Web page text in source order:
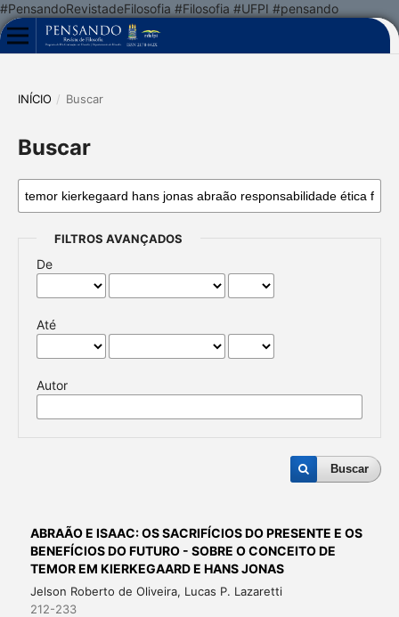
#PensandoRevistadeFilosofia #Filosofia #UFPI #pensando
INÍCIO / Buscar
Buscar
FILTROS AVANÇADOS
De
Até
Autor
Buscar
ABRAÃO E ISAAC: OS SACRIFÍCIOS DO PRESENTE E OS
BENEFÍCIOS DO FUTURO - SOBRE O CONCEITO DE
TEMOR EM KIERKEGAARD E HANS JONAS
Jelson Roberto de Oliveira, Lucas P. Lazaretti
212-233